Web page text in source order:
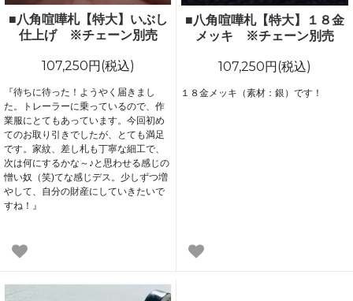
■八角喧嘩札【特大】いぶし
仕上げ ※チェーン別売
107,250円(税込)
『待ちに待った！ようやく届きまし
た。トレーラーに乗っているので、作
業服にとてもあっています。今回初め
てのお取り引きでしたが、とても満足
です。家紋、差し札も丁寧な細工で、
次は何にするかな～♪と思わせる感じの
憎い奴（笑)てな感じデス。少しずつ増
やして、自分の財産にしていきたいで
すね！』
■八角喧嘩札【特大】１８金
メッキ ※チェーン別売
107,250円(税込)
１８金メッキ（素材：銀）です！